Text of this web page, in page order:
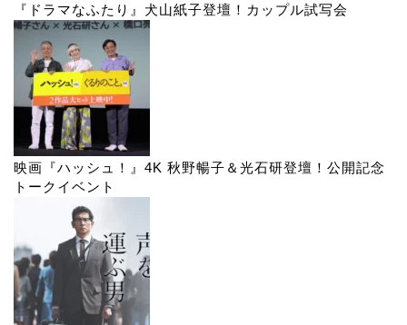
『ドラマなふたり』犬山紙子登壇！カップル試写会
映画『ハッシュ！』4K 秋野暢子＆光石研登壇！公開記念
トークイベント